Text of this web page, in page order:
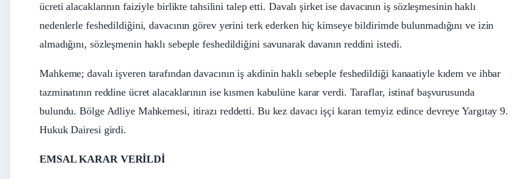
ücreti alacaklarının faiziyle birlikte tahsilini talep etti. Davalı şirket ise davacının iş sözleşmesinin haklı
nedenlerle feshedildiğini, davacının görev yerini terk ederken hiç kimseye bildirimde bulunmadığını ve izin
almadığını, sözleşmenin haklı sebeple feshedildiğini savunarak davanın reddini istedi.
Mahkeme; davalı işveren tarafından davacının iş akdinin haklı sebeple feshedildiği kanaatiyle kıdem ve ihbar
tazminatının reddine ücret alacaklarının ise kısmen kabulüne karar verdi. Taraflar, istinaf başvurusunda
bulundu. Bölge Adliye Mahkemesi, itirazı reddetti. Bu kez davacı işçi kararı temyiz edince devreye Yargıtay 9.
Hukuk Dairesi girdi.
EMSAL KARAR VERİLDİ